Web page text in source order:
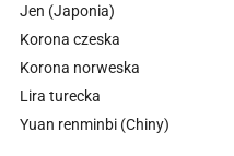
Jen (Japonia)
Korona czeska
Korona norweska
Lira turecka
Yuan renminbi (Chiny)